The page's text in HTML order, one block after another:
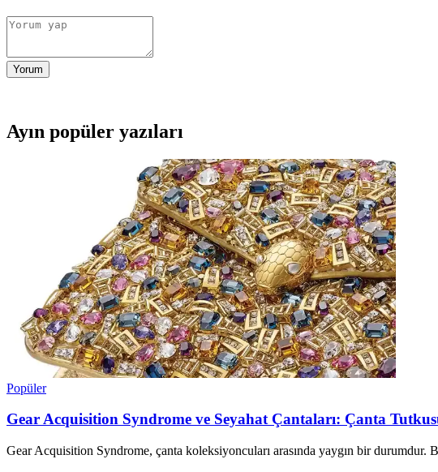
Yorum
Ayın popüler yazıları
Popüler
Gear Acquisition Syndrome ve Seyahat Çantaları: Çanta
Gear Acquisition Syndrome, çanta koleksiyoncuları arasında yaygın bir